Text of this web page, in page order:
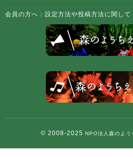
会員の方へ：設定方法や投稿方法に関して
© 2008-2025 NPO法人森のよう